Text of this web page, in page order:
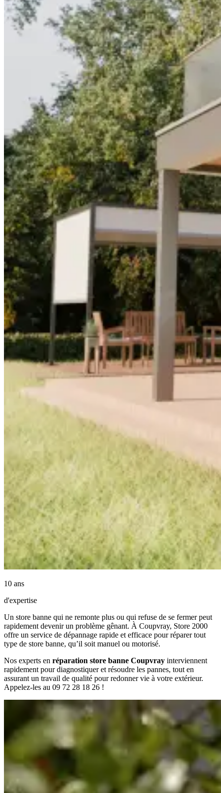
10 ans
d'expertise
Un store banne qui ne remonte plus ou qui refuse de se fermer peut
rapidement devenir un problème gênant. À Coupvray, Store 2000
offre un service de dépannage rapide et efficace pour réparer tout
type de store banne, qu’il soit manuel ou motorisé.
Nos experts en réparation store banne Coupvray interviennent
rapidement pour diagnostiquer et résoudre les pannes, tout en
assurant un travail de qualité pour redonner vie à votre extérieur.
Appelez-les au 09 72 28 18 26 !